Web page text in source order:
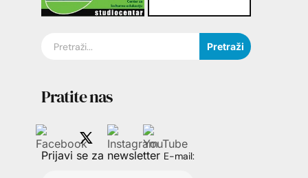
Pretraži
Pratite nas
Prijavi se za newsletter E-mail: